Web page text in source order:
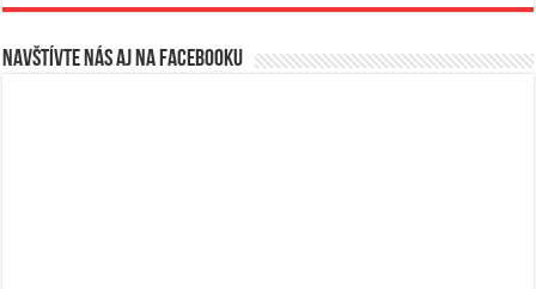
Navštívte nás aj na Facebooku